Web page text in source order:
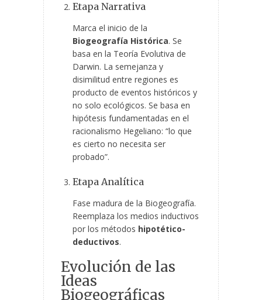
Etapa Narrativa
Marca el inicio de la
Biogeografía Histórica. Se
basa en la Teoría Evolutiva de
Darwin. La semejanza y
disimilitud entre regiones es
producto de eventos históricos y
no solo ecológicos. Se basa en
hipótesis fundamentadas en el
racionalismo Hegeliano: “lo que
es cierto no necesita ser
probado”.
Etapa Analítica
Fase madura de la Biogeografía.
Reemplaza los medios inductivos
por los métodos hipotético-
deductivos.
Evolución de las
Ideas
Biogeográficas